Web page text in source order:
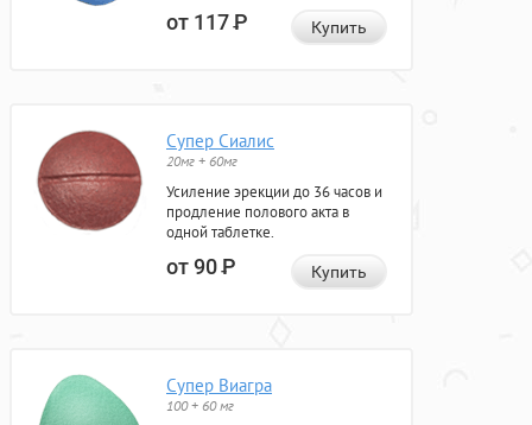
от 117Р Купить
Супер Сиалис
20мг + 60мг
Усиление эрекции до 36 часов и
продление полового акта в
одной таблетке.
от 90Р Купить
Супер Виагра
100 + 60 мг